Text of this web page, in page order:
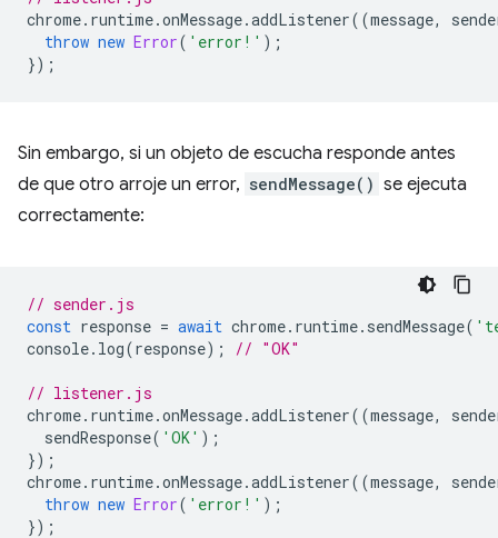
chrome. runtime.onMessage.addListener((message,
throw new Error( 'error!' );
});
Sin embargo, si un objeto de escucha responde antes
de que otro arroje un error, sendMessage() se ejecuta
correctamente:
// sender.js
const response = await chrome. runtime. sendMessage(
console. log(response); // "OK"
// listener.js
chrome. runtime.onMessage.addListener((message,
sendResponse( 'OK' );
});
chrome. runtime.onMessage.addListener((message,
throw new Error( 'error!' );
});